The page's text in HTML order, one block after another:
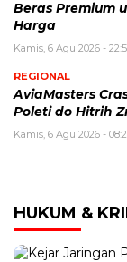
Beras Premium
Harga
Kamis, 6 Agu 2026 -
REGIONAL
AviaMasters
Poleti do Hitrih
Kamis, 6 Agu 2026 -
HUKUM &